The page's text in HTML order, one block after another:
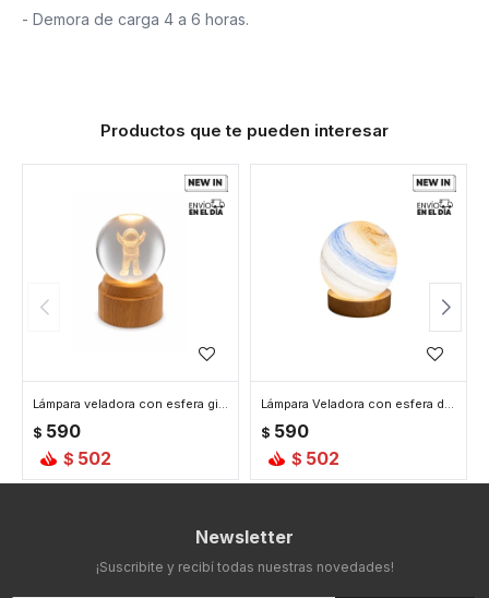
- Demora de carga 4 a 6 horas.
Productos que te pueden interesar
Lámpara veladora con esfera giratoria de 8cm de diámetro vidrio - Astronauta
$ 590
$ 502
Lámpara Veladora con esfera de 8cm vidrio
$ 590
$ 502
Newsletter
¡Suscribite y recibí todas nuestras novedades!